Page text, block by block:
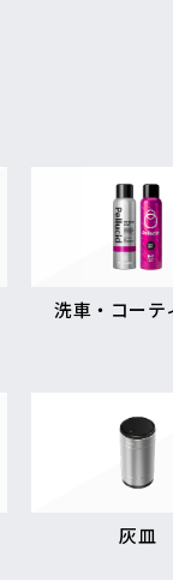
洗車・コーテ
灰皿